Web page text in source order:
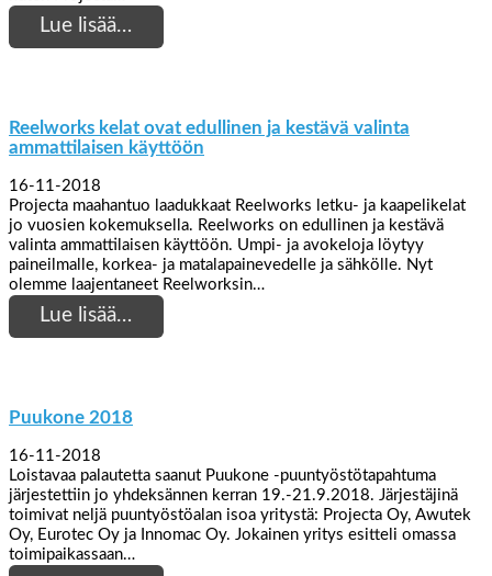
Lue lisää…
Reelworks kelat ovat edullinen ja kestävä valinta
ammattilaisen käyttöön
16-11-2018
Projecta maahantuo laadukkaat Reelworks letku- ja kaapelikelat
jo vuosien kokemuksella. Reelworks on edullinen ja kestävä
valinta ammattilaisen käyttöön. Umpi- ja avokeloja löytyy
paineilmalle, korkea- ja matalapainevedelle ja sähkölle. Nyt
olemme laajentaneet Reelworksin…
Lue lisää…
Puukone 2018
16-11-2018
Loistavaa palautetta saanut Puukone -puuntyöstötapahtuma
järjestettiin jo yhdeksännen kerran 19.-21.9.2018. Järjestäjinä
toimivat neljä puuntyöstöalan isoa yritystä: Projecta Oy, Awutek
Oy, Eurotec Oy ja Innomac Oy. Jokainen yritys esitteli omassa
toimipaikassaan…